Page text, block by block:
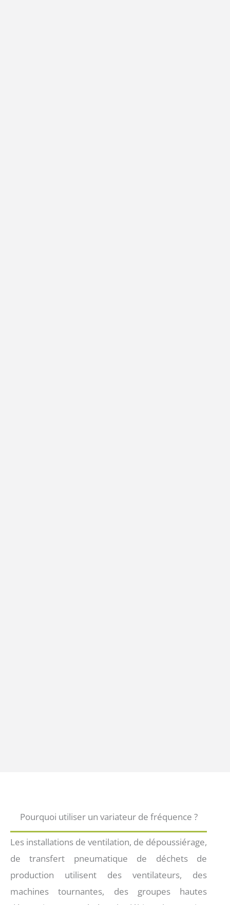
Pourquoi utiliser un variateur de fréquence ?
Les installations de ventilation, de dépoussiérage,
de transfert pneumatique de déchets de
production utilisent des ventilateurs, des
machines tournantes, des groupes hautes